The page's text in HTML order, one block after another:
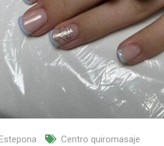
Centro quiromasaje